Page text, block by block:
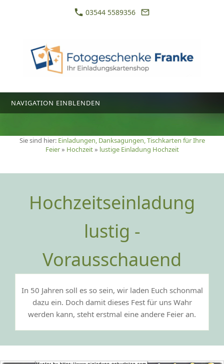
03544 5589356
NAVIGATION EINBLENDEN
Sie sind hier: Einladungen, Danksagungen, Tischkarten für Ihre
Feier» Hochzeit» lustige Einladung Hochzeit
Hochzeitseinladung
lustig -
Vorausschauend
In 50 Jahren soll es so sein, wir laden Euch schonmal
dazu ein. Doch damit dieses Fest für uns Wahr
werden kann, steht erstmal eine andere Feier an.